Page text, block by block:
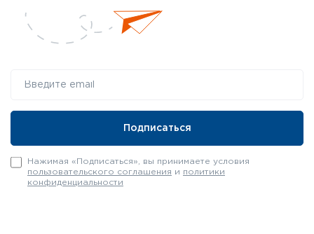
Нажимая «Подписаться», вы принимаете условия
пользовательского соглашения и политики
конфиденциальности